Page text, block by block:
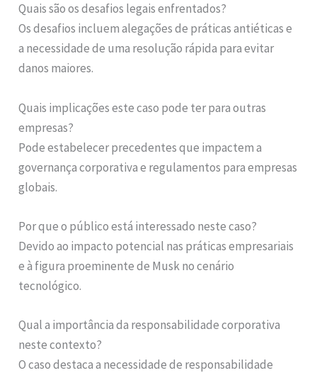
Quais são os desafios legais enfrentados?
Os desafios incluem alegações de práticas antiéticas e
a necessidade de uma resolução rápida para evitar
danos maiores.
Quais implicações este caso pode ter para outras
empresas?
Pode estabelecer precedentes que impactem a
governança corporativa e regulamentos para empresas
globais.
Por que o público está interessado neste caso?
Devido ao impacto potencial nas práticas empresariais
e à figura proeminente de Musk no cenário
tecnológico.
Qual a importância da responsabilidade corporativa
neste contexto?
O caso destaca a necessidade de responsabilidade